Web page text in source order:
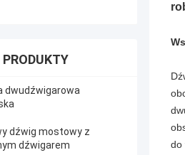
dwudźwigarowa
dźwig mostowy z
dźwigarem
do